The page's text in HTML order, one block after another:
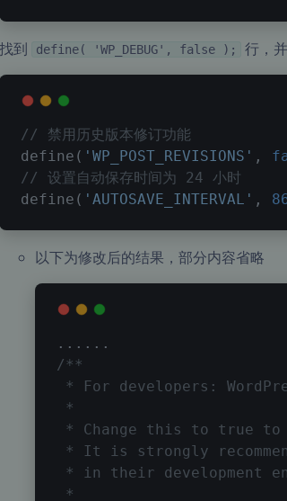
找到 define( 'WP_DEBUG', false ); 行，
// 禁用历史版本修订功能
define ( 'WP_POST_REVISIONS' ,
// 设置自动保存时间为 24 小时
define ( 'AUTOSAVE_INTERVAL' ,
以下为修改后的结果，部分内容省略
... ...
/**
* For developers:
*
* Change this to true to
* It is strongly
* in their development
*